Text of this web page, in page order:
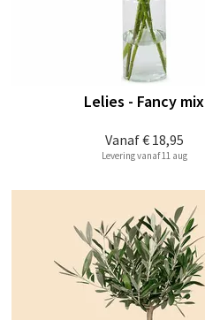
Vanaf€ 18,95
Lelies - Fancy mix
Levering vanaf 11 aug